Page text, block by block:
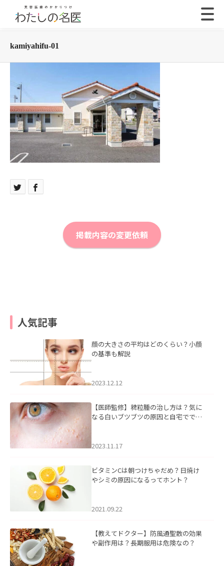
kamiyahifu-01
掲載内容の変更依頼
人気記事
顔の大きさの平均はどのくらい？小顔
の基準も解説
2023.12.12
【医師監修】稗粒腫の治し方は？気に
なる白いブツブツの原因と自宅ででき
2023.11.17
ビタミンCは朝つけちゃだめ？日焼け
やシミの原因になるってホント？
2021.09.22
【教えてドクター】防風通聖散の効果
や副作用は？長期服用は危険なの？